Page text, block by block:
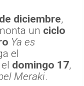
diciembre,
un ciclo
Ya es
el
domingo 17,
Meraki.